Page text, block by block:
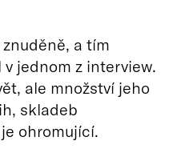
a tím
jednom z interview.
ale množství jeho
skladeb
ohromující.